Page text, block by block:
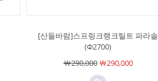
[산들바람]스프링크랭크틸트 파라솔
(Φ2700)
￦290,000￦290,000